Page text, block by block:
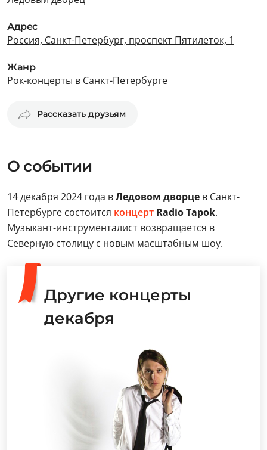
Адрес
Россия, Санкт-Петербург, проспект Пятилеток, 1
Жанр
Рок-концерты в Санкт-Петербурге
Рассказать друзьям
О событии
14 декабря 2024 года вЛедовом дворце в Санкт-
Петербурге состоится концерт Radio Tapok.
Музыкант-инструменталист возвращается в
Северную столицу с новым масштабным шоу.
Другие концерты
декабря